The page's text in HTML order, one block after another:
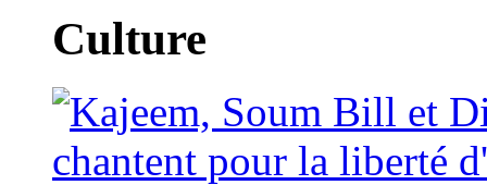
Culture